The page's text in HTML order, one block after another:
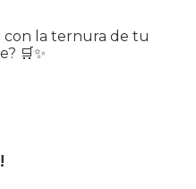
con la ternura de tu
🛒✨